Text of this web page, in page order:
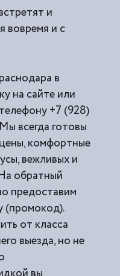
и
вовремя и с
в
на сайте или
+7 (928)
всегда готовы
комфортные
вежливых и
обратный
предоставим
(промокод).
от класса
выезда, но не